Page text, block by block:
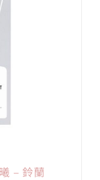
– 鈴蘭